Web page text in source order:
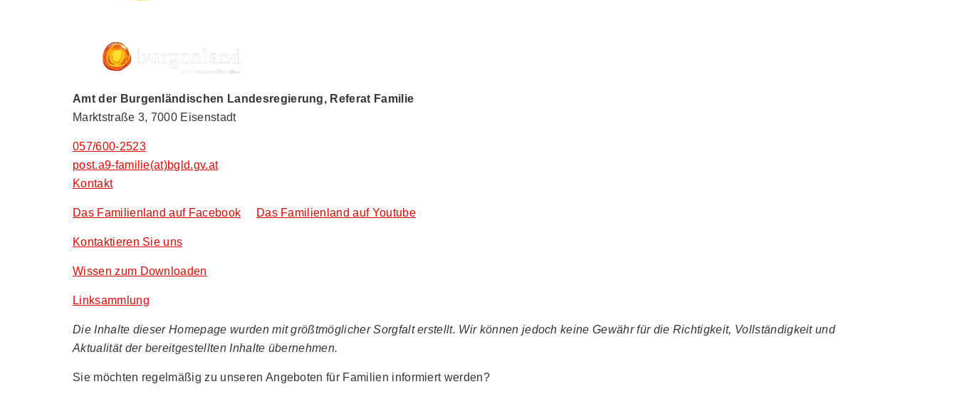
Amt der Burgenländischen Landesregierung, Referat Familie
Marktstraße 3, 7000 Eisenstadt
057/600-2523
post.a9-familie(at)bgld.gv.at
Kontakt
Das Familienland auf Facebook Das Familienland auf Youtube
Kontaktieren Sie uns
Wissen zum Downloaden
Linksammlung
Die Inhalte dieser Homepage wurden mit größtmöglicher Sorgfalt erstellt. Wir können jedoch keine Gewähr für die Richtigkeit, Vollständigkeit und
Aktualität der bereitgestellten Inhalte übernehmen.
Sie möchten regelmäßig zu unseren Angeboten für Familien informiert werden?